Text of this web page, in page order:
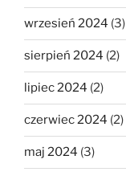
wrzesień 2024 (3)
sierpień 2024 (2)
lipiec 2024 (2)
czerwiec 2024 (2)
maj 2024 (3)